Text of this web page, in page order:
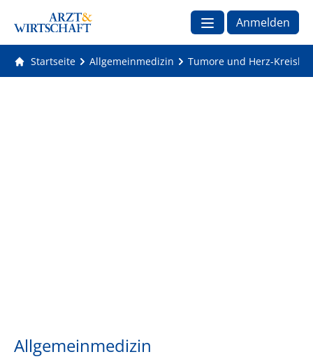
Anmelden
Startseite Allgemeinmedizin Tumore und Herz-
Allgemeinmedizin